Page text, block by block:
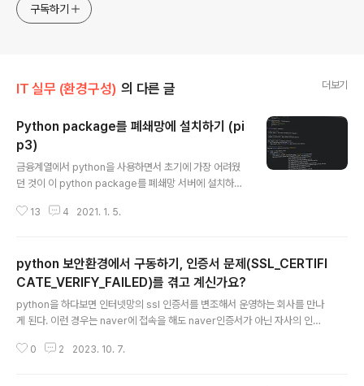
구독하기
IT 실무 (환경구성) 의 다른 글 더보기
Python package를 폐쇄망에 설치하기 (pi
p3)
금융계열에서 python을 사용하면서 초기에 가장 어려웠
던 것이 이 python package를 폐쇄망 서버에 설치하는
분 인터넷에 연결된 서버에서 작업을 하는 환경에 익숙하
보통 난감해지는 게 아니다. 대략 tensorflow, pytorch,
autokeras, scikit-learn, numpy 등 설치를 하고 나야
AI가 시작될 수 있지 않은가! 하지만 역시 알고 나면 크게
어려운 점은 사라진다. 참고로 필자는 python3.6을 주로
코드들이 이 버전 근처를 가장 잘 지원하기..
13 4 2021. 1. 5.
python 보안환경에서 구동하기, 인증서 문제(SSL_CERTIFI
CATE_VERIFY_FAILED)를 겪고 계신가요?
python을 하다보면 인터넷망의 ssl 인증서를 변조해서 운영하는 회사를 만나
게 된다. 이런 경우는 naver에 접속을 해도 naver인증서가 아닌 자사의 인증
된 패킷을 확인하려는 목적으로 이런 환경이 구성된다. 회사 내부의 보안을 위
0 2 2023. 10. 7.